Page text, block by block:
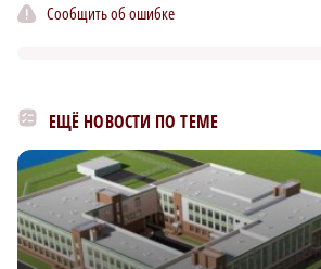
Сообщить об ошибке
ЕЩЁ НОВОСТИ ПО ТЕМЕ